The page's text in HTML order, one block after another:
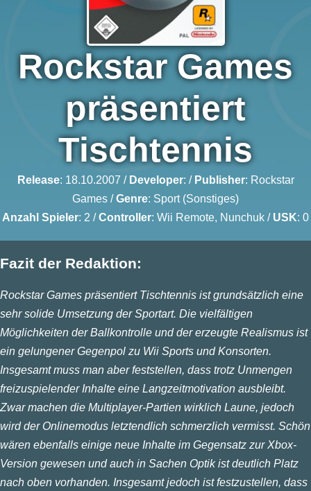
Rockstar Games
präsentiert
Tischtennis
Release: 18.10.2007 / Developer: / Publisher: Rockstar
Games /Genre: Sport (Sonstiges)
Anzahl Spieler: 2 /Controller: Wii Remote, Nunchuk / USK: 0
Fazit der Redaktion:
Rockstar Games präsentiert Tischtennis ist grundsätzlich eine
sehr solide Umsetzung der Sportart. Die vielfältigen
Möglichkeiten der Ballkontrolle und der erzeugte Realismus ist
ein gelungener Gegenpol zu Wii Sports und Konsorten.
Insgesamt muss man aber feststellen, dass trotz Unmengen
freizuspielender Inhalte eine Langzeitmotivation ausbleibt.
Zwar machen die Multiplayer-Partien wirklich Laune, jedoch
wird der Onlinemodus letztendlich schmerzlich vermisst. Schön
wären ebenfalls einige neue Inhalte im Gegensatz zur Xbox-
Version gewesen und auch in Sachen Optik ist deutlich Platz
nach oben vorhanden. Insgesamt jedoch ist festzustellen, dass